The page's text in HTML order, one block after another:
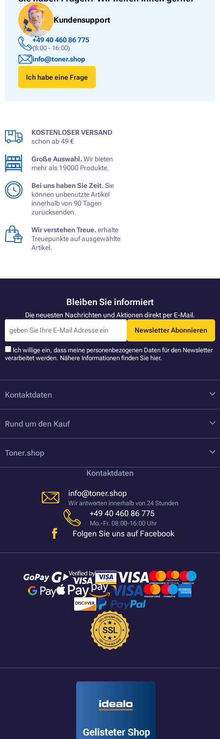
Kundensupport
+49 40 460 86 775
(8:00 - 16:00)
info@toner.shop
Ich habe eine Frage
KOSTENLOSER VERSAND
schon ab 49 €
Große Auswahl.Wir bieten
mehr als 19000 Produkte.
Bei uns haben Sie Zeit.Sie
können unbenutzte Artikel
innerhalb von 90 Tagen
zurücksenden.
Wir verstehen Treue.erhalte
Treuepunkte auf ausgewählte
Artikel.
Bleiben Sie informiert
Die neuesten Nachrichten und Aktionen direkt per E-Mail.
Newsletter Abonnieren
Ich willige ein, dass meine personenbezogenen Daten für den Newsletter
verarbeitet werden. Nähere Informationen finden Sie hier.
Kontaktdaten
Rund um den Kauf
Toner.shop
Kontaktdaten
info@toner.shop
Wir antworten innerhalb von 24 Stunden
+49 40 460 86 775
Mo.-Fr. 08:00-16:00 Uhr
Folgen Sie uns auf Facebook